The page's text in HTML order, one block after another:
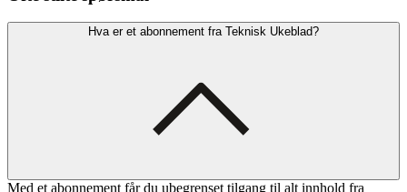
Hva er et abonnement fra Teknisk Ukeblad?
Med et abonnement får du ubegrenset tilgang til alt innhold fra